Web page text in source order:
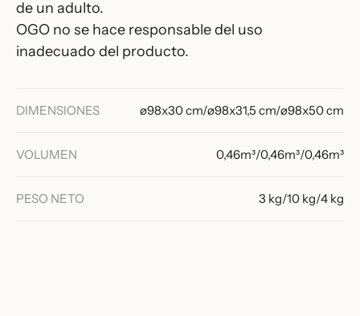
de un adulto.
OGO no se hace responsable del uso
inadecuado del producto.
DIMENSIONES ø98x30 cm/ø98x31,5 cm/ø98x50 cm
VOLUMEN 0,46m³/0,46m³/0,46m³
PESO NETO 3 kg/10 kg/4 kg